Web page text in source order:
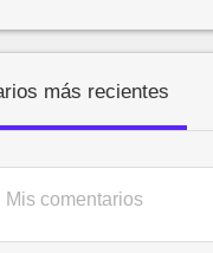
más recientes